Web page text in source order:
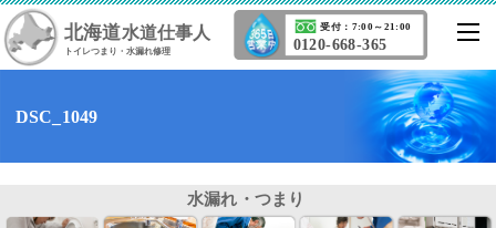
北海道水道仕事人
トイレつまり・水漏れ修理 0120-668-365
受付：7:00～21:00
DSC_1049
水漏れ・つまり